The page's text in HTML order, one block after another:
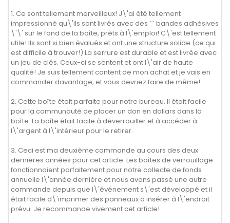
1. Ce sont tellement merveilleux! J\'ai été tellement
impressionné qu\'ils sont livrés avec des `` bandes adhésives
\'\' sur le fond de la boîte, prêts à l\'emploi! C\'est tellement
utile! Ils sont si bien évalués et ont une structure solide (ce qui
est difficile à trouver!) La serrure est durable et est livrée avec
un jeu de clés. Ceux-ci se sentent et ont l\'air de haute
qualité! Je suis tellement content de mon achat et je vais en
commander davantage, et vous devriez faire de même!
2. Cette boîte était parfaite pour notre bureau. Il était facile
pour la communauté de placer un don en dollars dans la
boîte. La boîte était facile à déverrouiller et à accéder à
l\'argent à l\'intérieur pour le retirer.
3. Ceci est ma deuxième commande au cours des deux
dernières années pour cet article. Les boîtes de verrouillage
fonctionnaient parfaitement pour notre collecte de fonds
annuelle l\'année dernière et nous avons passé une autre
commande depuis que l\'événement s\'est développé et il
était facile d\'imprimer des panneaux à insérer à l\'endroit
prévu. Je recommande vivement cet article!